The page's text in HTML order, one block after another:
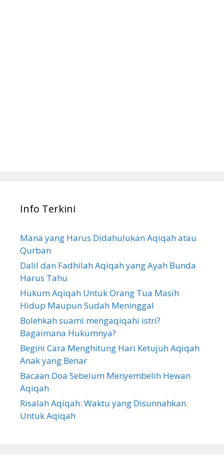
Info Terkini
Mana yang Harus Didahulukan Aqiqah atau
Qurban
Dalil dan Fadhilah Aqiqah yang Ayah Bunda
Harus Tahu
Hukum Aqiqah Untuk Orang Tua Masih
Hidup Maupun Sudah Meninggal
Bolehkah suami mengaqiqahi istri?
Bagaimana Hukumnya?
Begini Cara Menghitung Hari Ketujuh Aqiqah
Anak yang Benar
Bacaan Doa Sebelum Menyembelih Hewan
Aqiqah
Risalah Aqiqah: Waktu yang Disunnahkan
Untuk Aqiqah